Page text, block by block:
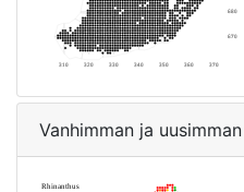
Vanhimman ja